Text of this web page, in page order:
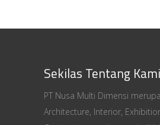
Sekilas Tentang Kami
PT Nusa Multi Dimensi
Architecture, Interior,